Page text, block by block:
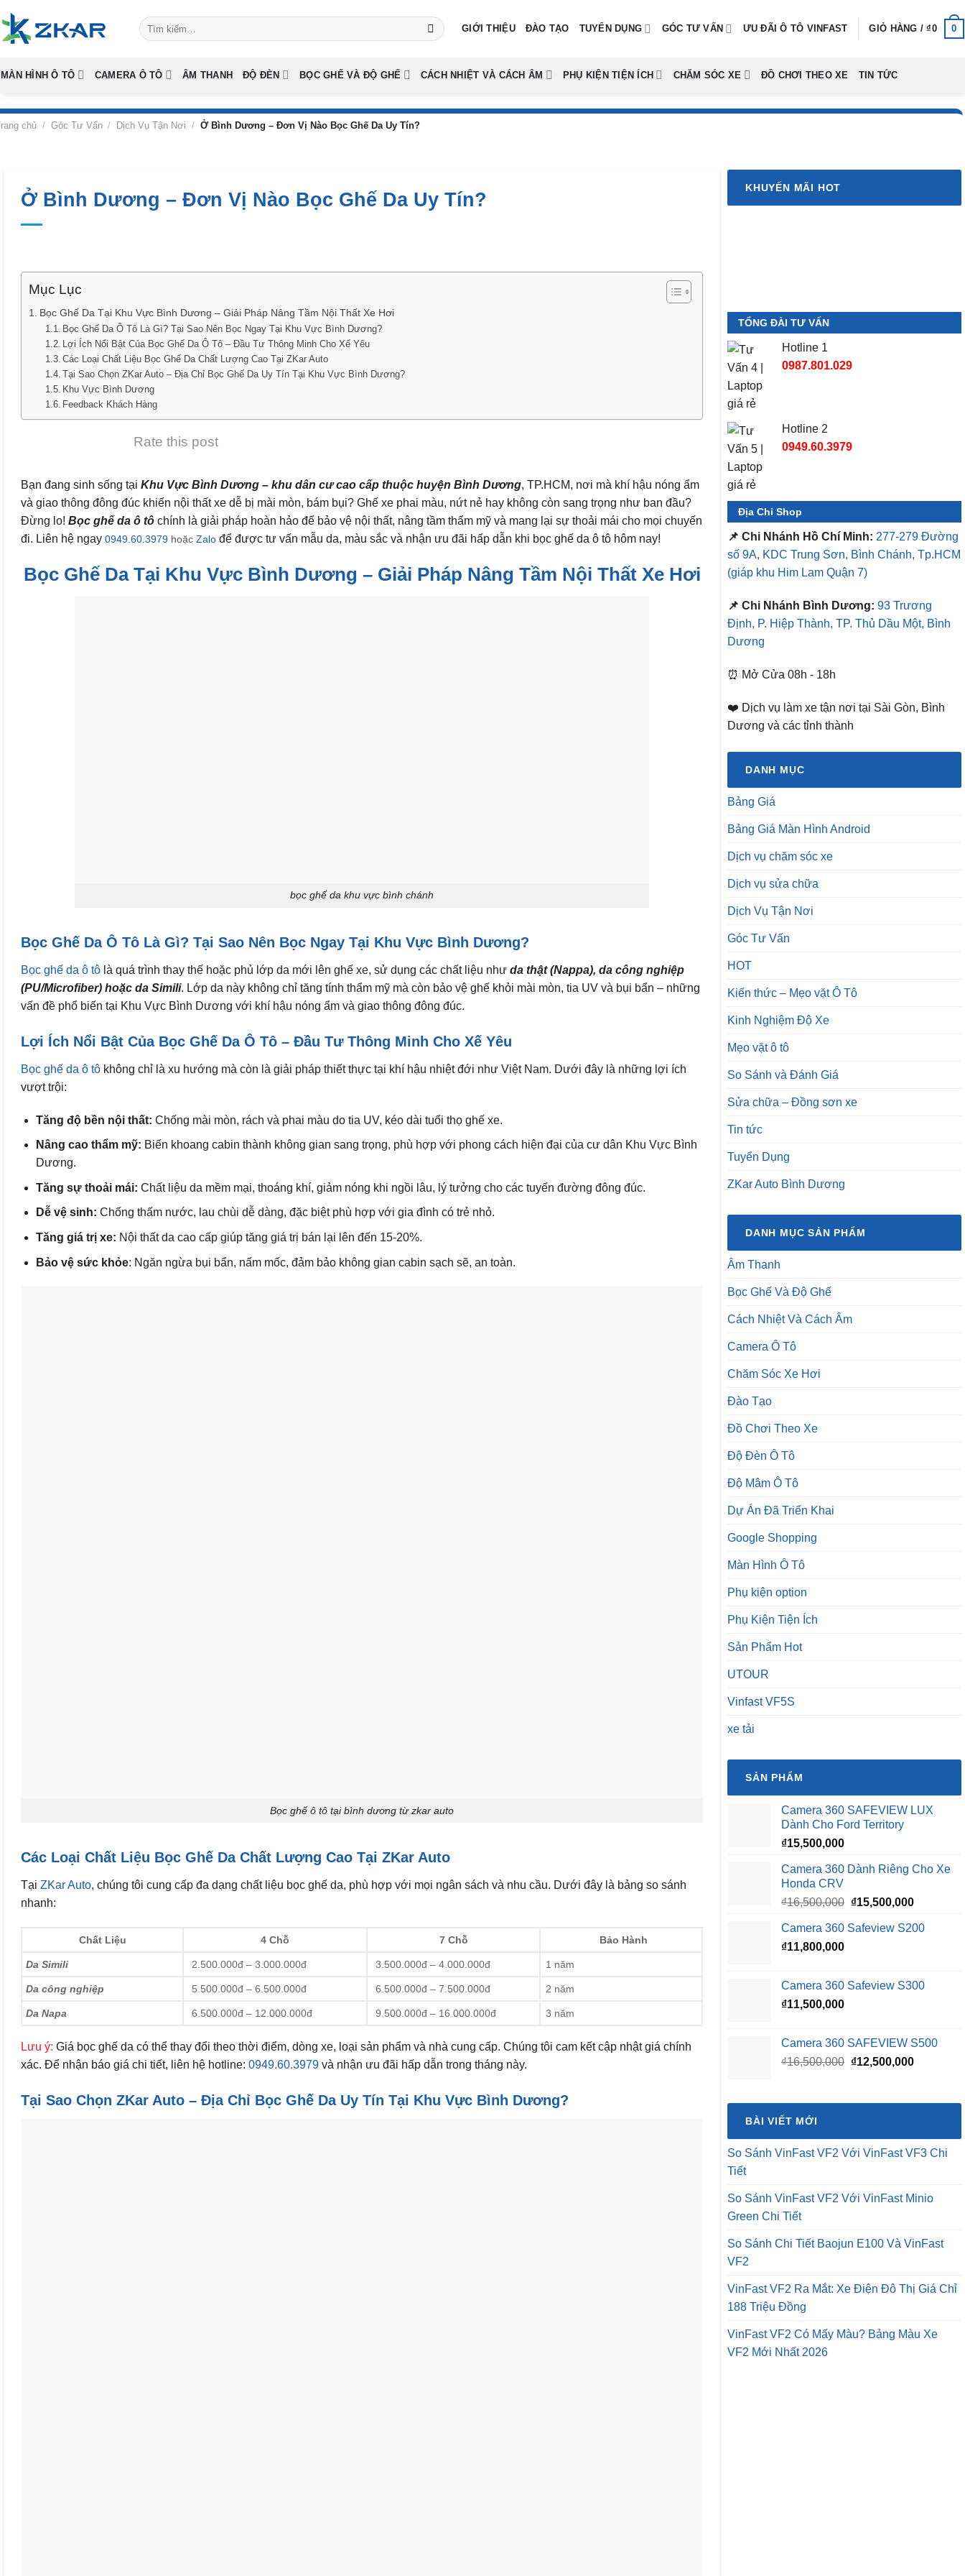
to
content
Tìm
kiếm:
GIỚI THIỆU ĐÀO TẠO TUYỂN DỤNG GÓC TƯ VẤN ƯU ĐÃI Ô TÔ VINFAST GIỎ HÀNG /₫0 0
MÀN HÌNH Ô TÔ CAMERA Ô TÔ ÂM THANH ĐỘ ĐÈN BỌC GHẾ VÀ ĐỘ GHẾ CÁCH NHIỆT VÀ CÁCH ÂM PHỤ KIỆN TIỆN ÍCH CHĂM SÓC XE ĐỒ CHƠI THEO XE TIN TỨC
chủ / Góc Tư Vấn / Dịch Vụ Tận Nơi / Ở Bình Dương – Đơn Vị Nào Bọc Ghế Da Uy Tín?
Ở Bình Dương – Đơn Vị Nào Bọc Ghế Da Uy Tín?
Mục Lục
Bọc Ghế Da Tại Khu Vực Bình Dương – Giải Pháp Nâng Tầm Nội Thất Xe Hơi
Bọc Ghế Da Ô Tô Là Gì? Tại Sao Nên Bọc Ngay Tại Khu Vực Bình Dương?
Lợi Ích Nổi Bật Của Bọc Ghế Da Ô Tô – Đầu Tư Thông Minh Cho Xế Yêu
Các Loại Chất Liệu Bọc Ghế Da Chất Lượng Cao Tại ZKar Auto
Tại Sao Chọn ZKar Auto – Địa Chỉ Bọc Ghế Da Uy Tín Tại Khu Vực Bình Dương?
Khu Vực Bình Dương
Feedback Khách Hàng
Rate this post
Bạn đang sinh sống tại Khu Vực Bình Dương – khu dân cư cao cấp thuộc huyện Bình Dương, TP.HCM, nơi mà khí hậu nóng ẩm
và giao thông đông đúc khiến nội thất xe dễ bị mài mòn, bám bụi? Ghế xe phai màu, nứt nẻ hay không còn sang trọng như ban đầu?
Đừng lo! Bọc ghế da ô tô chính là giải pháp hoàn hảo để bảo vệ nội thất, nâng tầm thẩm mỹ và mang lại sự thoải mái cho mọi chuyến
đi. Liên hệ ngay 0949.60.3979 hoặc Zalo để được tư vấn mẫu da, màu sắc và nhận ưu đãi hấp dẫn khi bọc ghế da ô tô hôm nay!
Bọc Ghế Da Tại Khu Vực Bình Dương – Giải Pháp Nâng Tầm Nội Thất Xe Hơi
bọc ghế da khu vực bình chánh
Bọc Ghế Da Ô Tô Là Gì? Tại Sao Nên Bọc Ngay Tại Khu Vực Bình Dương?
Bọc ghế da ô tô là quá trình thay thế hoặc phủ lớp da mới lên ghế xe, sử dụng các chất liệu như da thật (Nappa), da công nghiệp
(PU/Microfiber) hoặc da Simili. Lớp da này không chỉ tăng tính thẩm mỹ mà còn bảo vệ ghế khỏi mài mòn, tia UV và bụi bẩn – những
vấn đề phổ biến tại Khu Vực Bình Dương với khí hậu nóng ẩm và giao thông đông đúc.
Lợi Ích Nổi Bật Của Bọc Ghế Da Ô Tô – Đầu Tư Thông Minh Cho Xế Yêu
Bọc ghế da ô tô không chỉ là xu hướng mà còn là giải pháp thiết thực tại khí hậu nhiệt đới như Việt Nam. Dưới đây là những lợi ích
vượt trội:
Tăng độ bền nội thất: Chống mài mòn, rách và phai màu do tia UV, kéo dài tuổi thọ ghế xe.
Nâng cao thẩm mỹ: Biến khoang cabin thành không gian sang trọng, phù hợp với phong cách hiện đại của cư dân Khu Vực Bình
Dương.
Tăng sự thoải mái: Chất liệu da mềm mại, thoáng khí, giảm nóng khi ngồi lâu, lý tưởng cho các tuyến đường đông đúc.
Dễ vệ sinh: Chống thấm nước, lau chùi dễ dàng, đặc biệt phù hợp với gia đình có trẻ nhỏ.
Tăng giá trị xe: Nội thất da cao cấp giúp tăng giá trị bán lại lên đến 15-20%.
Bảo vệ sức khỏe: Ngăn ngừa bụi bẩn, nấm mốc, đảm bảo không gian cabin sạch sẽ, an toàn.
Bọc ghế ô tô tại bình dương từ zkar auto
Các Loại Chất Liệu Bọc Ghế Da Chất Lượng Cao Tại ZKar Auto
Tại ZKar Auto, chúng tôi cung cấp đa dạng chất liệu bọc ghế da, phù hợp với mọi ngân sách và nhu cầu. Dưới đây là bảng so sánh
nhanh:
Chất Liệu 4 Chỗ 7 Chỗ Bảo Hành
Da Simili 2.500.000đ – 3.000.000đ 3.500.000đ – 4.000.000đ 1 năm
Da công nghiệp 5.500.000đ – 6.500.000đ 6.500.000đ – 7.500.000đ 2 năm
Da Napa 6.500.000đ – 12.000.000đ 9.500.000đ – 16.000.000đ 3 năm
Lưu ý: Giá bọc ghế da có thể thay đổi theo thời điểm, dòng xe, loại sản phẩm và nhà cung cấp. Chúng tôi cam kết cập nhật giá chính
xác. Để nhận báo giá chi tiết, liên hệ hotline: 0949.60.3979 và nhận ưu đãi hấp dẫn trong tháng này.
Tại Sao Chọn ZKar Auto – Địa Chỉ Bọc Ghế Da Uy Tín Tại Khu Vực Bình Dương?
KHUYẾN MÃI HOT
TỔNG ĐÀI TƯ VẤN
Hotline 1
0987.801.029
Hotline 2
0949.60.3979
Địa Chỉ Shop
📌 Chi Nhánh Hồ Chí Minh: 277-279 Đường
số 9A, KDC Trung Sơn, Bình Chánh, Tp.HCM
(giáp khu Him Lam Quận 7)
📌 Chi Nhánh Bình Dương: 93 Trương
Định, P. Hiệp Thành, TP. Thủ Dầu Một, Bình
Dương
⏰ Mở Cửa 08h - 18h
❤️ Dịch vụ làm xe tận nơi tại Sài Gòn, Bình
Dương và các tỉnh thành
DANH MỤC
Bảng Giá
Bảng Giá Màn Hình Android
Dịch vụ chăm sóc xe
Dịch vụ sửa chữa
Dịch Vụ Tận Nơi
Góc Tư Vấn
HOT
Kiến thức – Mẹo vặt Ô Tô
Kinh Nghiệm Độ Xe
Mẹo vặt ô tô
So Sánh và Đánh Giá
Sửa chữa – Đồng sơn xe
Tin tức
Tuyển Dụng
ZKar Auto Bình Dương
DANH MỤC SẢN PHẨM
Âm Thanh
Bọc Ghế Và Độ Ghế
Cách Nhiệt Và Cách Âm
Camera Ô Tô
Chăm Sóc Xe Hơi
Đào Tạo
Đồ Chơi Theo Xe
Độ Đèn Ô Tô
Độ Mâm Ô Tô
Dự Án Đã Triển Khai
Google Shopping
Màn Hình Ô Tô
Phụ kiện option
Phụ Kiện Tiện Ích
Sản Phẩm Hot
UTOUR
Vinfast VF5S
xe tải
SẢN PHẨM
Camera 360 SAFEVIEW LUX
Dành Cho Ford Territory
₫15,500,000
Camera 360 Dành Riêng Cho Xe
Honda CRV
₫16,500,000 Giá
là:
₫15,500,000Giá
tại
Camera 360 Safeview S200
₫11,800,000
Camera 360 Safeview S300
₫11,500,000
Camera 360 SAFEVIEW S500
₫16,500,000 Giá
₫16,500,000.
₫12,500,000Giá
là:
BÀI VIẾT MỚI
So Sánh VinFast VF2 Với VinFast VF3 Chi
Tiết
So Sánh VinFast VF2 Với VinFast Minio
Green Chi Tiết
So Sánh Chi Tiết Baojun E100 Và VinFast
VF2
VinFast VF2 Ra Mắt: Xe Điện Đô Thị Giá Chỉ
188 Triệu Đồng
VinFast VF2 Có Mấy Màu? Bảng Màu Xe
VF2 Mới Nhất 2026